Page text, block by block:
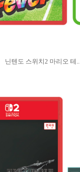
닌텐도 스위치2 마리오 테..